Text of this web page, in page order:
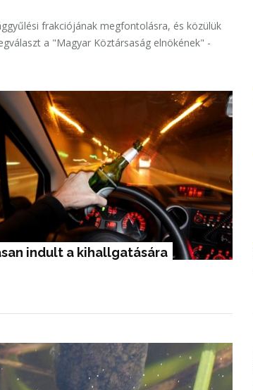
frakciójának megfontolásra, és közülük
a "Magyar Köztársaság elnökének" -
indult a kihallgatására